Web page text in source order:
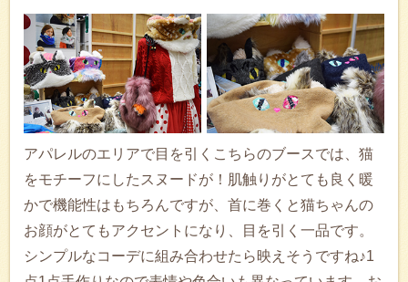
アパレルのエリアで目を引くこちらのブースでは、猫
をモチーフにしたスヌードが！肌触りがとても良く暖
かで機能性はもちろんですが、首に巻くと猫ちゃんの
お顔がとてもアクセントになり、目を引く一品です。
シンプルなコーデに組み合わせたら映えそうですね♪1